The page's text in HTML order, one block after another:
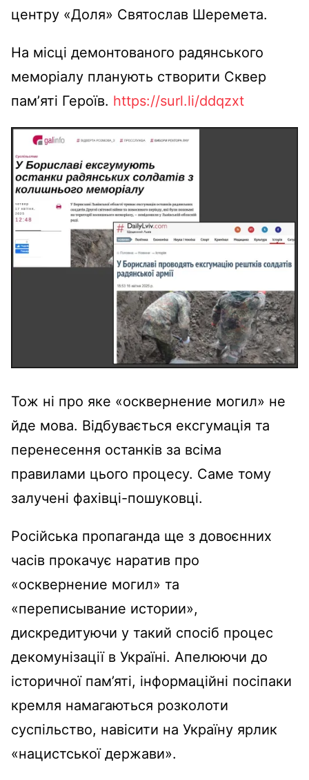
центру «Доля» Святослав Шеремета.
На місці демонтованого радянського
меморіалу планують створити Сквер
памʼяті Героїв. https://surl.li/ddqzxt
Тож ні про яке «осквернение могил» не
йде мова. Відбувається ексгумація та
перенесення останків за всіма
правилами цього процесу. Саме тому
залучені фахівці-пошуковці.
Російська пропаганда ще з довоєнних
часів прокачує наратив про
«осквернение могил» та
«переписывание истории»,
дискредитуючи у такий спосіб процес
декомунізації в Україні. Апелюючи до
історичної пам’яті, інформаційні посіпаки
кремля намагаються розколоти
суспільство, навісити на Україну ярлик
«нацистської держави».